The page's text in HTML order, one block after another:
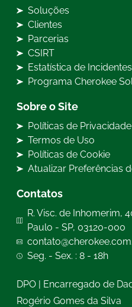
Soluções
Clientes
Parcerias
CSIRT
Estatística de
Programa Cherokee
Sobre o Site
Políticas de Privacidade
Termos de Uso
Políticas de Cookie
Atualizar Preferências
Contatos
R. Visc. de Inhomerim,
Paulo - SP, 03120-000
Seg. - Sex. : 8 - 18h
DPO | Encarregado de
Rogério Gomes da Silva